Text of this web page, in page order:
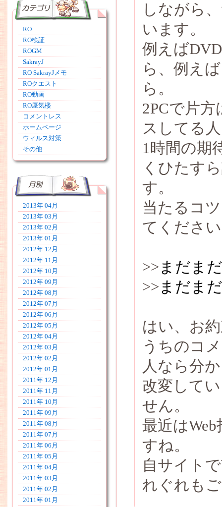
RO
RO検証
ROGM
SakrayJ
RO SakrayJメモ
ROクエスト
RO動画
RO蜃気楼
コメントレス
ホームページ
ウィルス対策
その他
2013年 04月
2013年 03月
2013年 02月
2013年 01月
2012年 12月
2012年 11月
2012年 10月
2012年 09月
2012年 08月
2012年 07月
2012年 06月
2012年 05月
2012年 04月
2012年 03月
2012年 02月
2012年 01月
2011年 12月
2011年 11月
2011年 10月
2011年 09月
2011年 08月
2011年 07月
2011年 06月
2011年 05月
2011年 04月
2011年 03月
2011年 02月
2011年 01月
しながら
います。
例えば
ら、例え
ら。
2PCで片
スしてる
1時間の期
くひたす
す。
当たるコ
てくださ
>> まだま
>> まだま
はい、お
うちのコ
人なら分
改変して
せん。
最近は
すね。
自サイト
れぐれも